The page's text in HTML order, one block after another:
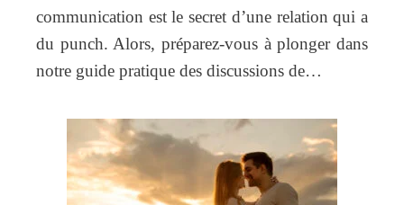
communication est le secret d’une relation qui a
du punch. Alors, préparez-vous à plonger dans
notre guide pratique des discussions de…